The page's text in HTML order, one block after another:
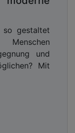
so gestaltet
und
Mit